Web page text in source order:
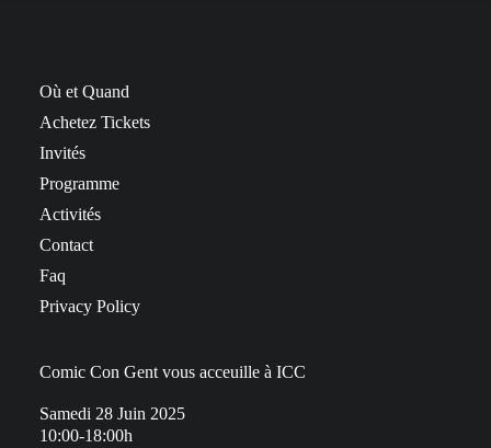
Où et Quand
Achetez Tickets
Invités
Programme
Activités
Contact
Faq
Privacy Policy
Comic Con Gent vous acceuille à ICC
Samedi 28 Juin 2025
10:00-18:00h